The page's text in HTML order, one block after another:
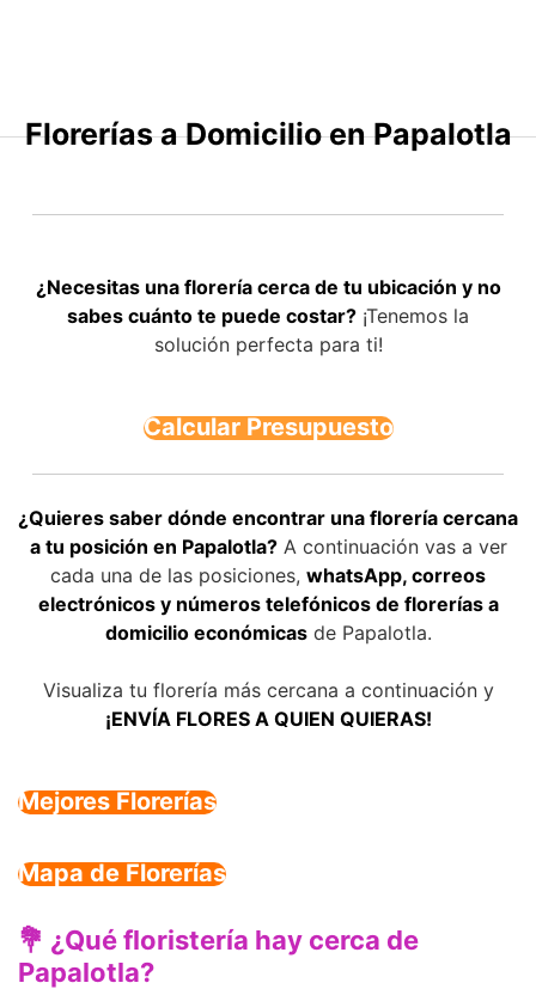
Florerías a Domicilio en Papalotla
¿Necesitas una florería cerca de tu ubicación y no
sabes cuánto te puede costar? ¡Tenemos la
solución perfecta para ti!
Calcular Presupuesto
¿Quieres saber dónde encontrar una florería cercana
a tu posición en Papalotla?A continuación vas a ver
cada una de las posiciones, whatsApp, correos
electrónicos y números telefónicos de florerías a
domicilio económicasde Papalotla.
Visualiza tu florería más cercana a continuación y
¡ENVÍA FLORES A QUIEN QUIERAS!
Mejores Florerías
Mapa de Florerías
💐 ¿Qué floristería hay cerca de
Papalotla?